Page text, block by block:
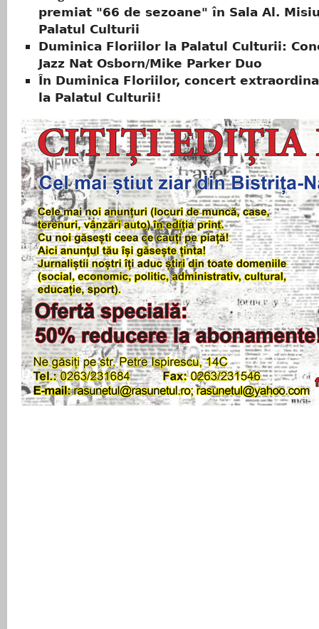
premiat "66 de sezoane" în Sala Al.
Palatul Culturii
Duminica Floriilor la Palatul Culturii:
Jazz Nat Osborn/Mike Parker Duo
În Duminica Floriilor, concert
la Palatul Culturii!